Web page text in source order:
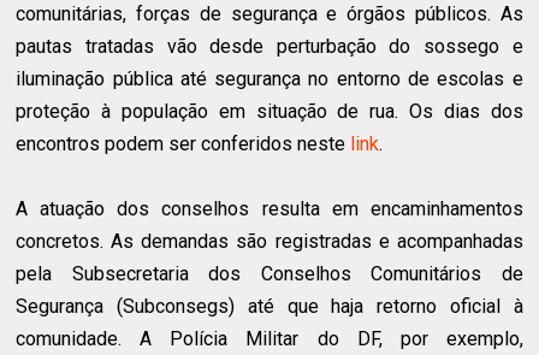
comunitárias, forças de segurança e órgãos públicos. As
pautas tratadas vão desde perturbação do sossego e
iluminação pública até segurança no entorno de escolas e
proteção à população em situação de rua. Os dias dos
encontros podem ser conferidos neste link.
A atuação dos conselhos resulta em encaminhamentos
concretos. As demandas são registradas e acompanhadas
pela Subsecretaria dos Conselhos Comunitários de
Segurança (Subconsegs) até que haja retorno oficial à
comunidade. A Polícia Militar do DF, por exemplo,